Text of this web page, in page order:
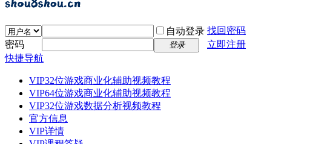
自动登录 找回密码
密码
登录
立即注册
快捷导航
VIP32位游戏商业化辅助视频教程
VIP64位游戏商业化辅助视频教程
VIP32位游戏数据分析视频教程
官方信息
VIP详情